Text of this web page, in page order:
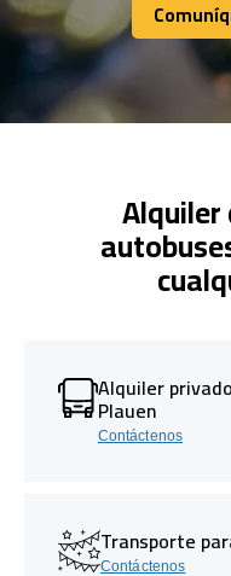
Alquiler
Plauen
Contáctenos
Transporte
Contáctenos